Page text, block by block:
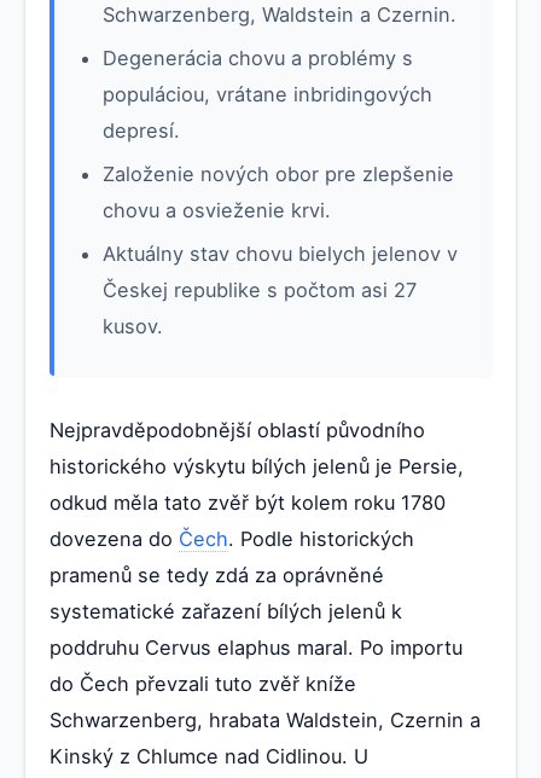
Schwarzenberg, Waldstein a Czernin.
Degenerácia chovu a problémy s
populáciou, vrátane inbridingových
depresí.
Založenie nových obor pre zlepšenie
chovu a osvieženie krvi.
Aktuálny stav chovu bielych jelenov v
Českej republike s počtom asi 27
kusov.
Nejpravděpodobnější oblastí původního
historického výskytu bílých jelenů je Persie,
odkud měla tato zvěř být kolem roku 1780
dovezena do Čech. Podle historických
pramenů se tedy zdá za oprávněné
systematické zařazení bílých jelenů k
poddruhu Cervus elaphus maral. Po importu
do Čech převzali tuto zvěř kníže
Schwarzenberg, hrabata Waldstein, Czernin a
Kinský z Chlumce nad Cidlinou. U